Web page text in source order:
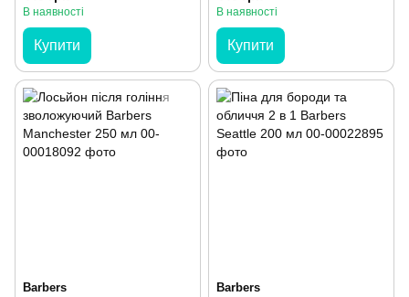
В наявності
Купити
В наявності
Купити
Barbers Barbers